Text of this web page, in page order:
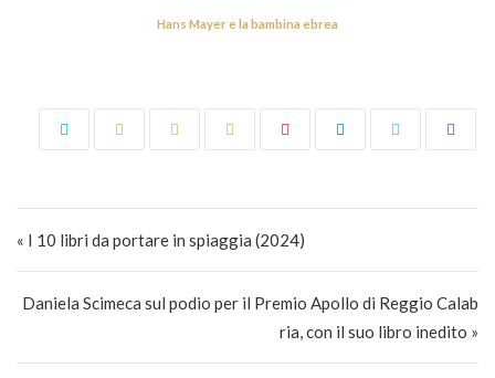
Hans Mayer e la bambina ebrea
« I 10 libri da portare in spiaggia (2024)
Daniela Scimeca sul podio per il Premio Apollo di Reggio Calab
ria, con il suo libro inedito »